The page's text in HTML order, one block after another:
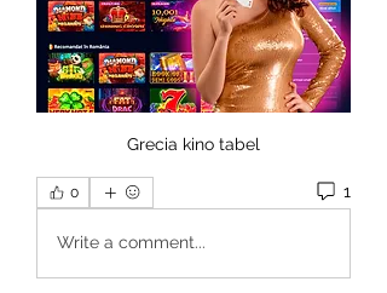
Grecia kino tabel
0 1
Write a comment...